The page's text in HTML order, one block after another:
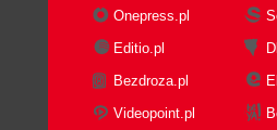
Onepress.pl
Editio.pl
Bezdroza.pl
Videopoint.pl